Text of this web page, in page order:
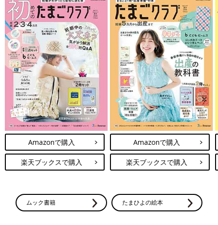
Amazonで購入
楽天ブックスで購入
Amazonで購入
楽天ブックスで購入
ムック書籍 たまひよの絵本